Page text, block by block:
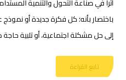
أثرا في صناعة التحول والتنمية
باختصار بأنه؛ كل فكرة جديدة أو
إلى حل مشكلة اجتماعية، أو تلبية
تابع القراءة